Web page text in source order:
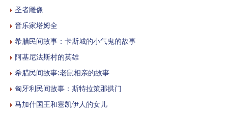
圣者雕像
音乐家塔姆全
希腊民间故事：卡斯城的小气鬼的故事
阿基尼法斯村的英雄
希腊民间故事:老鼠相亲的故事
匈牙利民间故事：斯特拉策那拱门
马加什国王和塞凯伊人的女儿